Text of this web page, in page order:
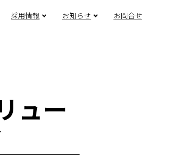
採用情報 お知らせ お問合せ
ュー